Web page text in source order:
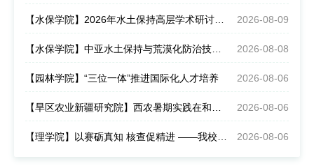
2026-08-09
【水保学院】2026年水土保持高层学术研讨会在呼和浩特举办
2026-08-08
【水保学院】中亚水土保持与荒漠化防治技术培训班举办
2026-08-06
【园林学院】“三位一体”推进国际化人才培养
2026-08-06
2026-08-06